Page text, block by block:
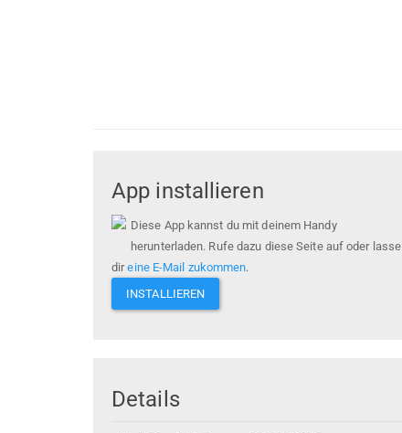
App installieren
Diese App kannst du mit deinem Handy
herunterladen. Rufe dazu diese Seite auf oder lasse
direine E-Mail zukommen.
INSTALLIEREN
Details